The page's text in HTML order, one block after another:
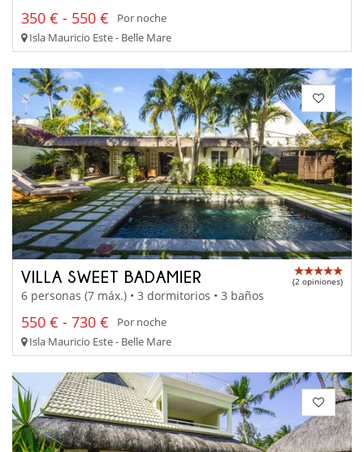
350 € - 550 €
Por noche
Isla Mauricio Este - Belle Mare
VILLA SWEET BADAMIER (2 opiniones)
6 personas (7 máx.) • 3 dormitorios • 3 baños
550 € - 730 €
Por noche
Isla Mauricio Este - Belle Mare